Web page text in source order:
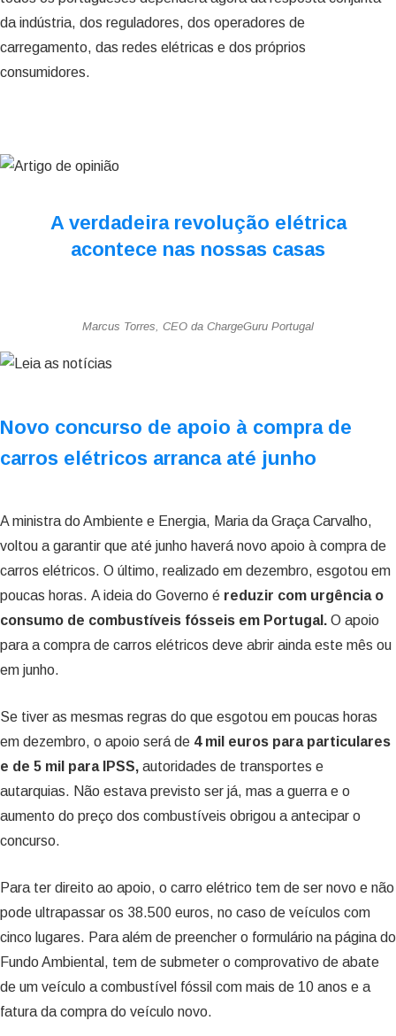
da indústria, dos reguladores, dos operadores de
carregamento, das redes elétricas e dos próprios
consumidores.
A verdadeira revolução elétrica
acontece nas nossas casas
Marcus Torres, CEO da ChargeGuru Portugal
Novo concurso de apoio à compra de
carros elétricos arranca até junho
A ministra do Ambiente e Energia, Maria da Graça Carvalho,
voltou a garantir que até junho haverá novo apoio à compra de
carros elétricos. O último, realizado em dezembro, esgotou em
poucas horas. A ideia do Governo é reduzir com urgência o
consumo de combustíveis fósseis em Portugal. O apoio
para a compra de carros elétricos deve abrir ainda este mês ou
em junho.
Se tiver as mesmas regras do que esgotou em poucas horas
em dezembro, o apoio será de 4 mil euros para particulares
e de 5 mil para IPSS, autoridades de transportes e
autarquias. Não estava previsto ser já, mas a guerra e o
aumento do preço dos combustíveis obrigou a antecipar o
concurso.
Para ter direito ao apoio, o carro elétrico tem de ser novo e não
pode ultrapassar os 38.500 euros, no caso de veículos com
cinco lugares. Para além de preencher o formulário na página do
Fundo Ambiental, tem de submeter o comprovativo de abate
de um veículo a combustível fóssil com mais de 10 anos e a
fatura da compra do veículo novo.